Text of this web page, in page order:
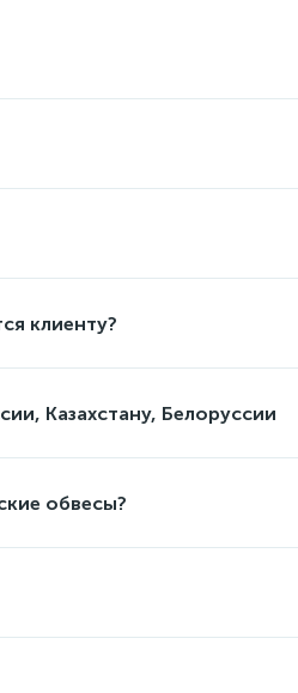
клиенту?
Казахстану, Белоруссии
обвесы?